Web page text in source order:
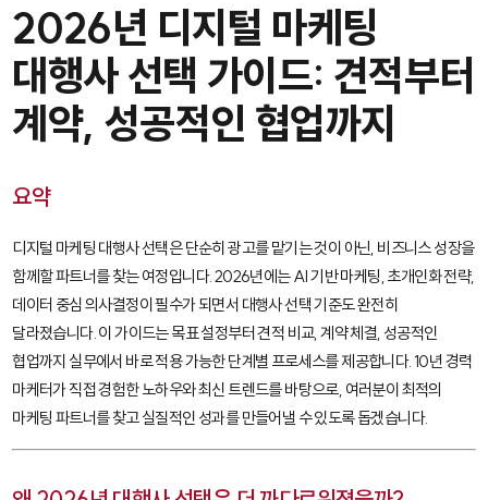
2026년 디지털 마케팅
대행사 선택 가이드: 견적부터
계약, 성공적인 협업까지
요약
디지털 마케팅 대행사 선택은 단순히 광고를 맡기는 것이 아닌, 비즈니스 성장을
함께할 파트너를 찾는 여정입니다. 2026년에는 AI 기반 마케팅, 초개인화 전략,
데이터 중심 의사결정이 필수가 되면서 대행사 선택 기준도 완전히
달라졌습니다. 이 가이드는 목표 설정부터 견적 비교, 계약 체결, 성공적인
협업까지 실무에서 바로 적용 가능한 단계별 프로세스를 제공합니다. 10년 경력
마케터가 직접 경험한 노하우와 최신 트렌드를 바탕으로, 여러분이 최적의
마케팅 파트너를 찾고 실질적인 성과를 만들어낼 수 있도록 돕겠습니다.